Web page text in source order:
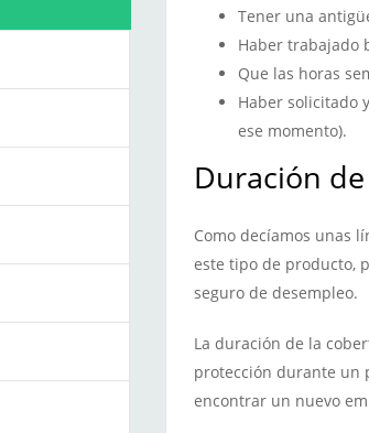
Tener una
Haber trabajado
Que las horas
Haber solicitado
ese momento).
Duración
Como decíamos unas
este tipo de producto,
seguro de desempleo.
La duración de la
protección durante un
encontrar un nuevo